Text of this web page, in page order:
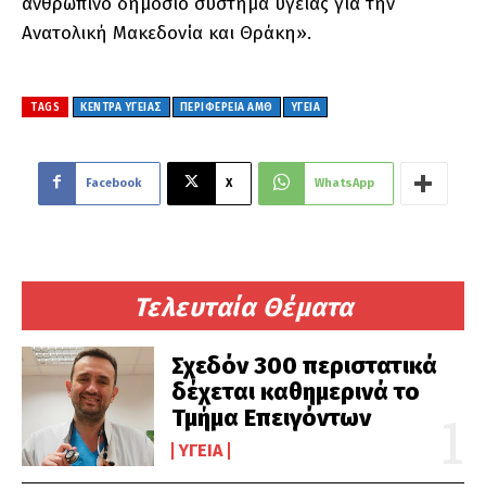
Τελευταία Θέματα
Σχεδόν 300 περιστατικά
δέχεται καθημερινά το
Τμήμα Επειγόντων
ΥΓΕΊΑ
Ανατολική Μακεδονία και Θράκη».
TAGS ΚΕΝΤΡΑ ΥΓΕΙΑΣ ΠΕΡΙΦΕΡΕΙΑ ΑΜΘ ΥΓΕΙΑ
Facebook X WhatsApp